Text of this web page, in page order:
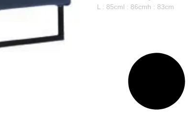
L : 85cml : 86cmh : 83cm